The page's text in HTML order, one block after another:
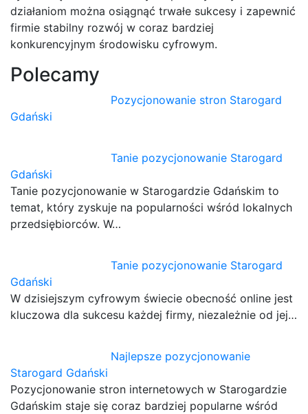
działaniom można osiągnąć trwałe sukcesy i zapewnić
firmie stabilny rozwój w coraz bardziej
konkurencyjnym środowisku cyfrowym.
Polecamy
Pozycjonowanie stron Starogard
Gdański
Tanie pozycjonowanie Starogard
Gdański
Tanie pozycjonowanie w Starogardzie Gdańskim to
temat, który zyskuje na popularności wśród lokalnych
przedsiębiorców. W…
Tanie pozycjonowanie Starogard
Gdański
W dzisiejszym cyfrowym świecie obecność online jest
kluczowa dla sukcesu każdej firmy, niezależnie od jej…
Najlepsze pozycjonowanie
Starogard Gdański
Pozycjonowanie stron internetowych w Starogardzie
Gdańskim staje się coraz bardziej popularne wśród